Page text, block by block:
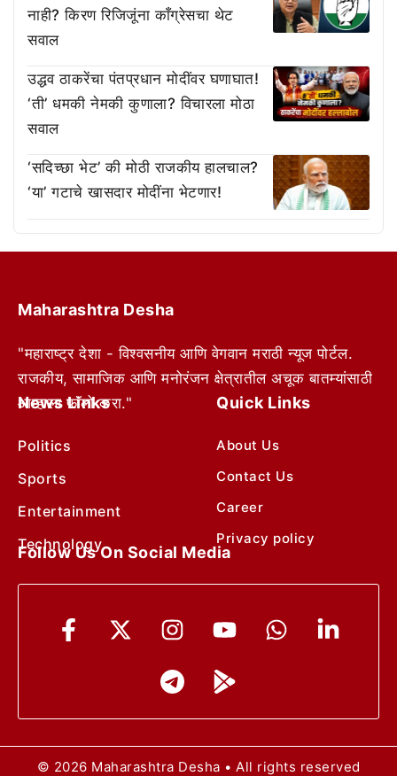
नाही? किरण रिजिजूंना काँग्रेसचा थेट
सवाल
उद्धव ठाकरेंचा पंतप्रधान मोदींवर घणाघात!
‘ती’ धमकी नेमकी कुणाला? विचारला मोठा
सवाल
‘सदिच्छा भेट’ की मोठी राजकीय हालचाल?
‘या’ गटाचे खासदार मोदींना भेटणार!
Maharashtra Desha
"महाराष्ट्र देशा - विश्वसनीय आणि वेगवान मराठी न्यूज पोर्टल.
राजकीय, सामाजिक आणि मनोरंजन क्षेत्रातील अचूक बातम्यांसाठी
आम्हाला फॉलो करा."
News Links
Politics
Sports
Entertainment
Technology
Quick Links
About Us
Contact Us
Career
Privacy policy
Follow Us On Social Media
© 2026 Maharashtra Desha • All rights reserved